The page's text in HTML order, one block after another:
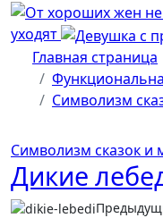
уходят
Главная страница
Символизм
Символизм сказок и
Дикие